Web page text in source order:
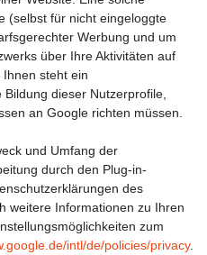
(selbst für nicht eingeloggte
Werbung und um
über Ihre Aktivitäten auf
steht ein
dieser Nutzerprofile,
an Google richten müssen.
und Umfang der
durch den Plug-in-
des
weitere Informationen zu Ihren
zum
intl/de/policies/privacy.